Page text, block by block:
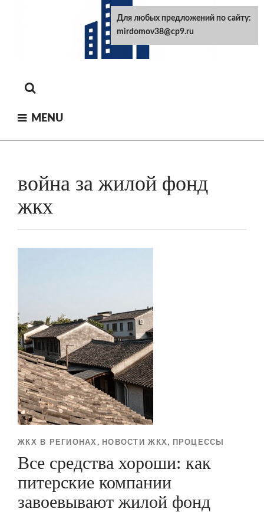
MENU
война за жилой фонд
жкх
ЖКХ В РЕГИОНАХ, НОВОСТИ ЖКХ, ПРОЦЕССЫ
Все средства хороши: как
питерские компании
завоевывают жилой фонд
Для любых предложений по сайту:
mirdomov38@cp9.ru